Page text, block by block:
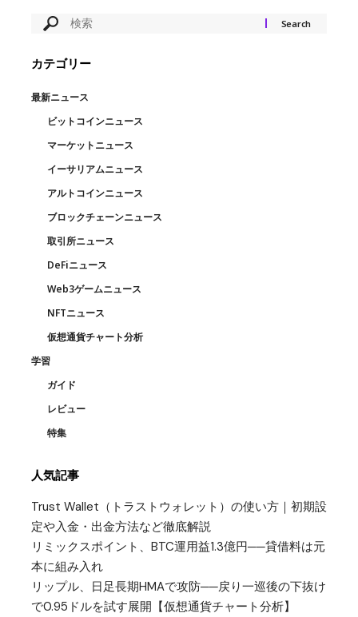
カテゴリー
最新ニュース
ビットコインニュース
マーケットニュース
イーサリアムニュース
アルトコインニュース
ブロックチェーンニュース
取引所ニュース
DeFiニュース
Web3ゲームニュース
NFTニュース
仮想通貨チャート分析
学習
ガイド
レビュー
特集
人気記事
Trust Wallet（トラストウォレット）の使い方｜初期設
定や入金・出金方法など徹底解説
リミックスポイント、BTC運用益1.3億円──貸借料は元
本に組み入れ
リップル、日足長期HMAで攻防──戻り一巡後の下抜け
で0.95ドルを試す展開【仮想通貨チャート分析】